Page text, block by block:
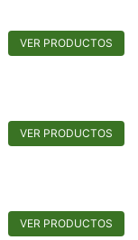
VER PRODUCTOS
VER PRODUCTOS
VER PRODUCTOS